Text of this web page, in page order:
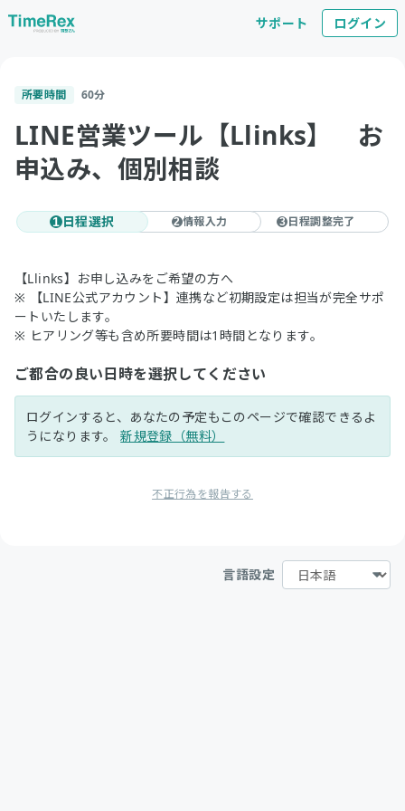
サポート ログイン
所要時間 60分
LINE営業ツール【Llinks】 お
申込み、個別相談
1 日程選択 2情報入力 3 日程調整完了
【Llinks】お申し込みをご希望の方へ
※ 【LINE公式アカウント】連携など初期設定は担当が完全サポ
ートいたします。
※ ヒアリング等も含め所要時間は1時間となります。
ご都合の良い日時を選択してください
ログインすると、あなたの予定もこのページで確認できるよ
うになります。新規登録（無料）
不正行為を報告する
言語設定